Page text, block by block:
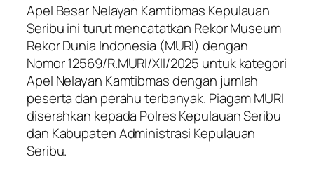
Apel Besar Nelayan Kamtibmas Kepulauan
Seribu ini turut mencatatkan Rekor Museum
Rekor Dunia Indonesia (MURI) dengan
Nomor 12569/R.MURI/XII/2025 untuk kategori
Apel Nelayan Kamtibmas dengan jumlah
peserta dan perahu terbanyak. Piagam MURI
diserahkan kepada Polres Kepulauan Seribu
dan Kabupaten Administrasi Kepulauan
Seribu.